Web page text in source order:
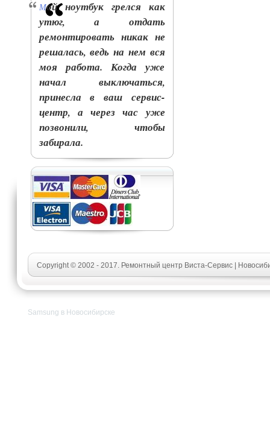
Мой ноутбук грелся как
утюг, а отдать
ремонтировать никак не
решалась, ведь на нем вся
моя работа. Когда уже
начал выключаться,
принесла в ваш сервис-
центр, а через час уже
позвонили, чтобы
забирала.
Copyright © 2002 - 2017. Ремонтный центр Виста-Сервис |
Samsung в Новосибирске